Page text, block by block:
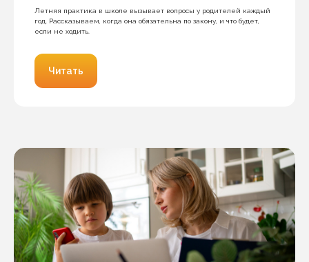
Летняя практика в школе вызывает вопросы у родителей каждый
год. Рассказываем, когда она обязательна по закону, и что будет,
если не ходить.
Читать